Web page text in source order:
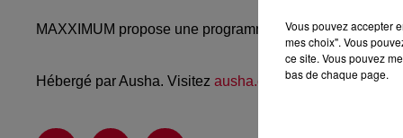
MAXXIMUM propose une programmation techno,
Hébergé par Ausha. Visitez ausha.co/politique-de-
Vous pouvez accepter
mes choix". Vous
ce site. Vous pouvez
bas de chaque page.